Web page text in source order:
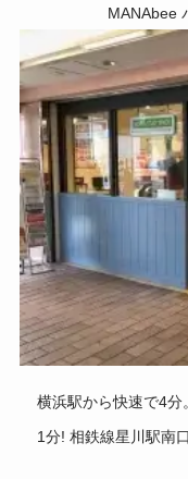
MANAbee
横浜駅から快速で4
1分! 相鉄線星川駅南